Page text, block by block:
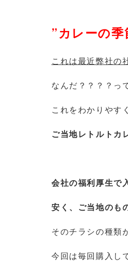
”カレーの
これは最近弊社の
なんだ？？？？っ
これをわかりやす
ご当地レトルトカ
会社の福利厚生で
安く、ご当地のも
そのチラシの種類
今回は毎回購入し